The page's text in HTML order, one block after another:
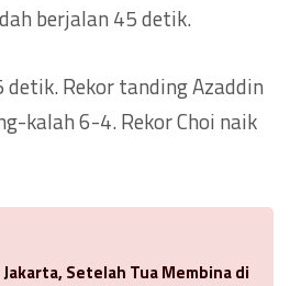
berjalan 45 detik.
Rekor tanding Azaddin
kalah 6-4. Rekor Choi naik
Setelah Tua Membina di